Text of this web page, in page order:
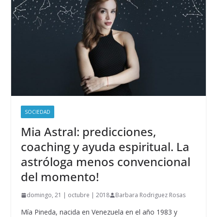
SOCIEDAD
Mia Astral: predicciones,
coaching y ayuda espiritual. La
astróloga menos convencional
del momento!
domingo, 21 | octubre | 2018 Barbara Rodriguez Rosas
Mía Pineda, nacida en Venezuela en el año 1983 y